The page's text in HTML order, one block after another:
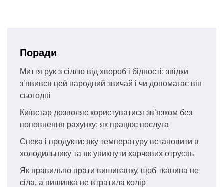
Поради
Миття рук з сіллю від хвороб і бідності: звідки
з’явився цей народний звичай і чи допомагає він
сьогодні
Київстар дозволяє користуватися зв’язком без
поповнення рахунку: як працює послуга
Спека і продукти: яку температуру встановити в
холодильнику та як уникнути харчових отруєнь
Як правильно прати вишиванку, щоб тканина не
сіла, а вишивка не втратила колір